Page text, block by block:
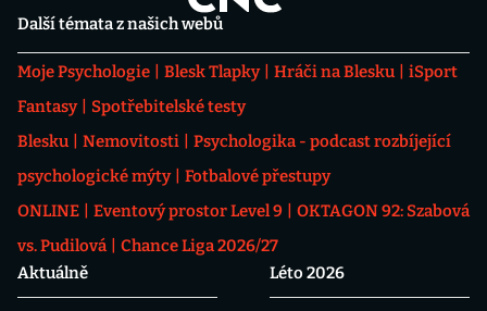
Další témata z našich webů
Moje Psychologie Blesk Tlapky Hráči na Blesku
iSport
Fantasy
Spotřebitelské testy
Blesku
Nemovitosti
Psychologika - podcast rozbíjející
psychologické mýty
Fotbalové přestupy
ONLINE
Eventový prostor Level 9
OKTAGON 92: Szabová
vs. Pudilová
Chance Liga 2026/27
Aktuálně
Léto 2026